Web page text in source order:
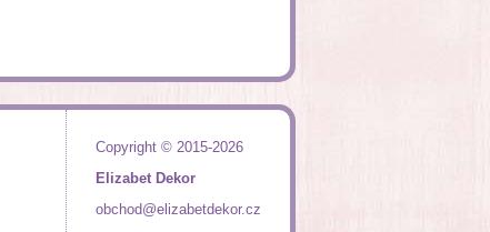
Copyright © 2015-2026
Elizabet Dekor
obchod@elizabetdekor.cz